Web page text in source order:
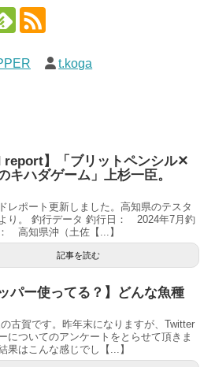
t.koga
report】「ブリットペンシル✕
キハダゲーム」上杉一臣。
レポート更新しました。高知県のテスタ
り。 釣行データ 釣行日： 2024年7月釣
高知県沖（土佐【...】
記事を読む
パー使ってる？】どんな魚種
古賀です。昨年末になりますが、Twitter
についてのアンケートをとらせて頂きま
果はこんな感じでし【...】